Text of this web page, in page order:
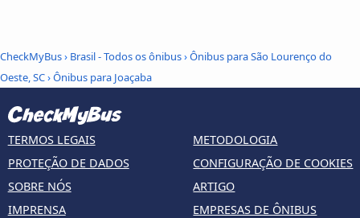
CheckMyBus› Brasil - Todos os ônibus›Ônibus para São Lourenço do
Oeste, SC›Ônibus para Joaçaba
TERMOS LEGAIS
PROTEÇÃO DE DADOS
SOBRE NÓS
IMPRENSA
METODOLOGIA
CONFIGURAÇÃO DE COOKIES
ARTIGO
EMPRESAS DE ÔNIBUS